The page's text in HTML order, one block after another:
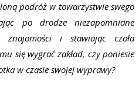
podróż w towarzystwie swego
po drodze niezapomniane
znajomości i stawiając czoła
się wygrać zakład, czy poniesie
w czasie swojej wyprawy?